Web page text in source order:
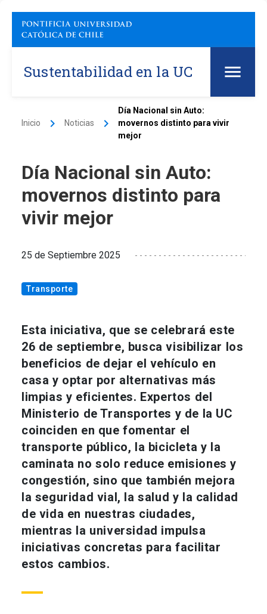
Sustentabilidad en la UC
Inicio keyboard_arrow_right Noticias keyboard_arrow_right
Día Nacional sin Auto:
movernos distinto para vivir
mejor
Día Nacional sin Auto:
movernos distinto para
vivir mejor
25 de Septiembre 2025
Transporte
Esta iniciativa, que se celebrará este
26 de septiembre, busca visibilizar los
beneficios de dejar el vehículo en
casa y optar por alternativas más
limpias y eficientes. Expertos del
Ministerio de Transportes y de la UC
coinciden en que fomentar el
transporte público, la bicicleta y la
caminata no solo reduce emisiones y
congestión, sino que también mejora
la seguridad vial, la salud y la calidad
de vida en nuestras ciudades,
mientras la universidad impulsa
iniciativas concretas para facilitar
estos cambios.